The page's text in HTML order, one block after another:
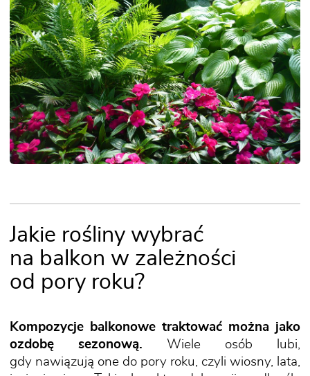
Jakie rośliny wybrać
na balkon w zależności
od pory roku?
Kompozycje balkonowe traktować można jako
ozdobę sezonową. Wiele osób lubi,
gdy nawiązują one do pory roku, czyli wiosny, lata,